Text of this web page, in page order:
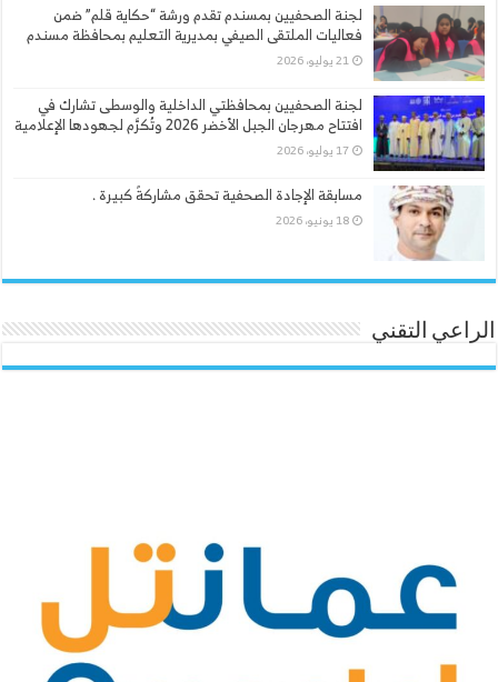
لجنة الصحفيين بمسندم تقدم ورشة “حكاية قلم” ضمن
فعاليات الملتقى الصيفي بمديرية التعليم بمحافظة مسندم
21 يوليو، 2026
لجنة الصحفيين بمحافظتي الداخلية والوسطى تشارك في
افتتاح مهرجان الجبل الأخضر 2026 وتُكرَّم لجهودها الإعلامية
17 يوليو، 2026
مسابقة الإجادة الصحفية تحقق مشاركةً كبيرة .
18 يونيو، 2026
الراعي التقني